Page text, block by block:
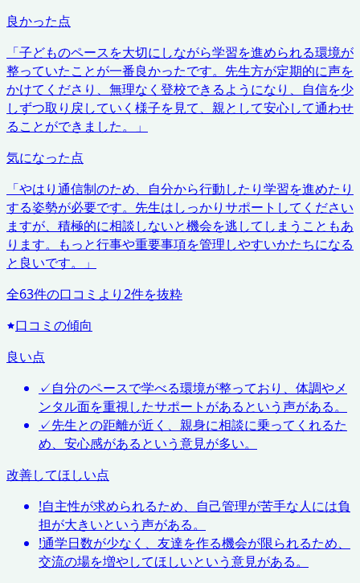
良かった点
「子どものペースを大切にしながら学習を進められる環境が
整っていたことが一番良かったです。先生方が定期的に声を
かけてくださり、無理なく登校できるようになり、自信を少
しずつ取り戻していく様子を見て、親として安心して通わせ
ることができました。
」
気になった点
「やはり通信制のため、自分から行動したり学習を進めたり
する姿勢が必要です。先生はしっかりサポートしてください
ますが、積極的に相談しないと機会を逃してしまうこともあ
ります。もっと行事や重要事項を管理しやすいかたちになる
と良いです。
」
全63件の口コミより2件を抜粋
口コミの傾向
良い点
✓自分のペースで学べる環境が整っており、体調やメ
ンタル面を重視したサポートがあるという声がある。
✓先生との距離が近く、親身に相談に乗ってくれるた
め、安心感があるという意見が多い。
改善してほしい点
!自主性が求められるため、自己管理が苦手な人には負
担が大きいという声がある。
!通学日数が少なく、友達を作る機会が限られるため、
交流の場を増やしてほしいという意見がある。